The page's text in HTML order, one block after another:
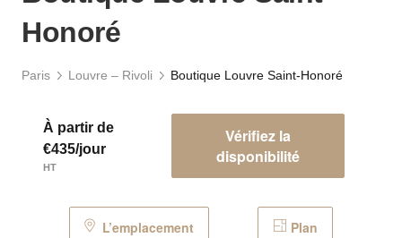
Honoré
Paris Louvre – Rivoli Boutique Louvre Saint-Honoré
À partir de
€435/jour
HT
Vérifiez la
disponibilité
L’emplacement Plan